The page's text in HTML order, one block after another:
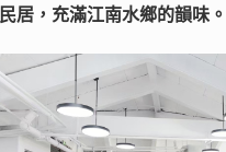
居，充滿江南水鄉的韻味。